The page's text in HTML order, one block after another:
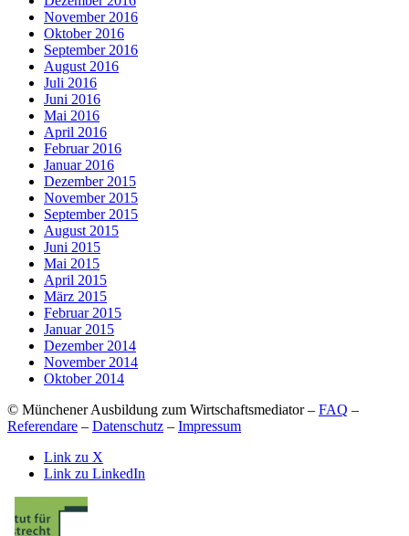
November 2016
Oktober 2016
September 2016
August 2016
Juli 2016
Juni 2016
Mai 2016
April 2016
Februar 2016
Januar 2016
Dezember 2015
November 2015
September 2015
August 2015
Juni 2015
Mai 2015
April 2015
März 2015
Februar 2015
Januar 2015
Dezember 2014
November 2014
Oktober 2014
© Münchener Ausbildung zum Wirtschaftsmediator – FAQ –
Referendare – Datenschutz – Impressum
Link zu X
Link zu LinkedIn